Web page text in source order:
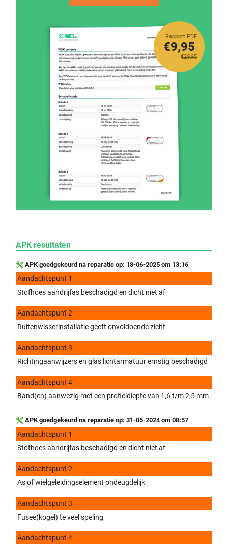
Rapport PDF
€29,95
€9,95
APK resultaten
APK goedgekeurd na reparatie op: 18-06-2025 om 13:16
Aandachtspunt 1
Stofhoes aandrijfas beschadigd en dicht niet af
Aandachtspunt 2
Ruitenwisserinstallatie geeft onvoldoende zicht
Aandachtspunt 3
Richtingaanwijzers en glas lichtarmatuur ernstig beschadigd
Aandachtspunt 4
Band(en) aanwezig met een profieldiepte van 1,6 t/m 2,5 mm
APK goedgekeurd na reparatie op: 31-05-2024 om 08:57
Aandachtspunt 1
Stofhoes aandrijfas beschadigd en dicht niet af
Aandachtspunt 2
As of wielgeleidingselement ondeugdelijk
Aandachtspunt 3
Fusee(kogel) te veel speling
Aandachtspunt 4